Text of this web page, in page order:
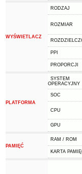
WYŚWIETLACZ
RODZAJ
ROZMIAR
PPI
PROPORCJI
PLATFORMA
SYSTEM
OPERACYJNY
SOC
CPU
GPU
PAMIĘĆ
RAM / ROM
KARTA